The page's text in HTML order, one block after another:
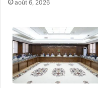
août 6, 2026